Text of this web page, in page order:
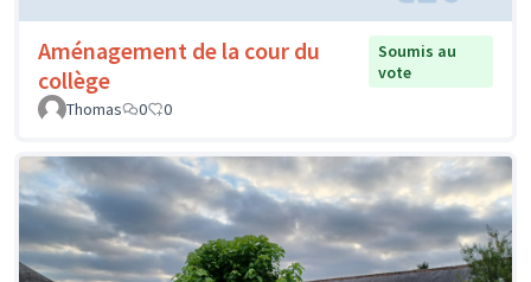
Aménagement de la cour du
collège
Soumis au
vote
Thomas
0 0